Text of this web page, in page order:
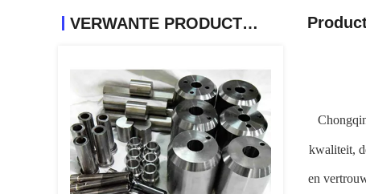
VERWANTE PRODUCTEN
kwaliteit,
en